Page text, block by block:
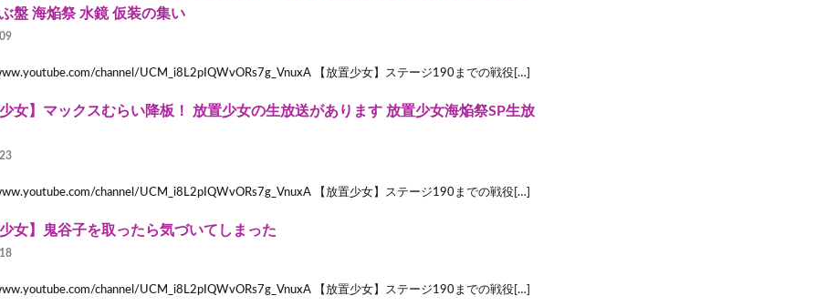
盤 海焔祭 水鏡 仮装の集い
channel/UCM_i8L2pIQWvORs7g_VnuxA 【放置少女】ステージ190までの戦役[…]
少女】マックスむらい降板！ 放置少女の生放送があります 放置少女海焔祭SP生放
channel/UCM_i8L2pIQWvORs7g_VnuxA 【放置少女】ステージ190までの戦役[…]
少女】鬼谷子を取ったら気づいてしまった
channel/UCM_i8L2pIQWvORs7g_VnuxA 【放置少女】ステージ190までの戦役[…]